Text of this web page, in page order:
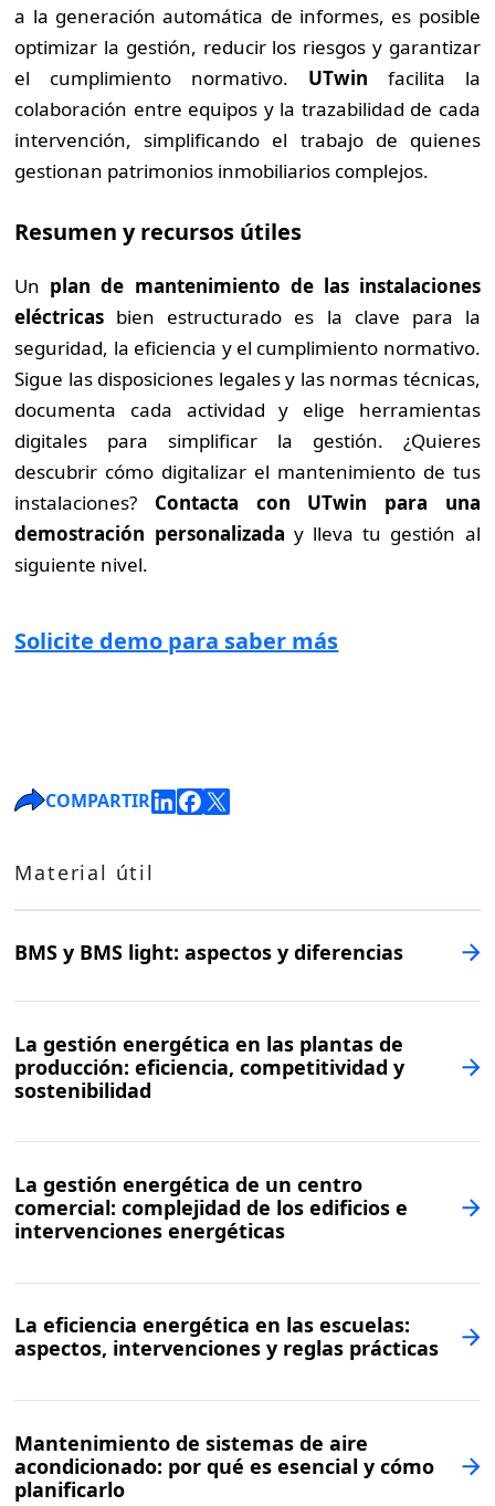
a la generación automática de informes, es posible
optimizar la gestión, reducir los riesgos y garantizar
el cumplimiento normativo. UTwin facilita la
colaboración entre equipos y la trazabilidad de cada
intervención, simplificando el trabajo de quienes
gestionan patrimonios inmobiliarios complejos.
Resumen y recursos útiles
Un plan de mantenimiento de las instalaciones
eléctricas bien estructurado es la clave para la
seguridad, la eficiencia y el cumplimiento normativo.
Sigue las disposiciones legales y las normas técnicas,
documenta cada actividad y elige herramientas
digitales para simplificar la gestión. ¿Quieres
descubrir cómo digitalizar el mantenimiento de tus
instalaciones? Contacta con UTwin para una
demostración personalizada y lleva tu gestión al
siguiente nivel.
Solicite demo para saber más
COMPARTIR
Material útil
BMS y BMS light: aspectos y diferencias
La gestión energética en las plantas de
producción: eficiencia, competitividad y
sostenibilidad
La gestión energética de un centro
comercial: complejidad de los edificios e
intervenciones energéticas
La eficiencia energética en las escuelas:
aspectos, intervenciones y reglas prácticas
Mantenimiento de sistemas de aire
acondicionado: por qué es esencial y cómo
planificarlo